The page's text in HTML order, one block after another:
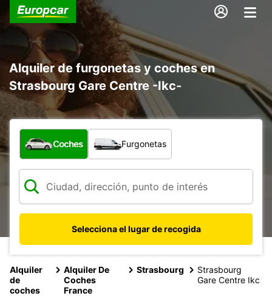
Alquiler de furgonetas y coches en
Strasbourg Gare Centre -Ikc-
¿Qué tipo de vehículo?
Coches Furgonetas
Selecciona el lugar de recogida
Alquiler
de
coches
Alquiler De
Coches
France
Strasbourg
Strasbourg
Gare Centre Ikc